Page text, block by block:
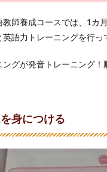
教師養成コースでは、1カ
語力トレーニングを行っ
グが発音トレーニング！
身につける